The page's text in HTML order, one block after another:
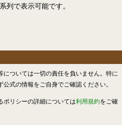
列で表示可能です。
ついては一切の責任を負いません。特に
式の情報をご自身でご確認ください。
ポリシーの詳細については利用規約をご確